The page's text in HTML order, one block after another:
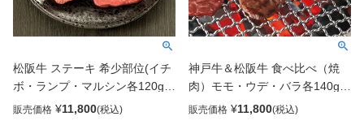
松阪牛 ステーキ 希少部位(イチ
ボ・ランプ・マルシン各120g
計360g)
販売価格 ¥11,800
神戸牛＆松阪牛 食べ比べ（焼
肉）モモ・ウデ・バラ各140g
計420g
販売価格 ¥11,800